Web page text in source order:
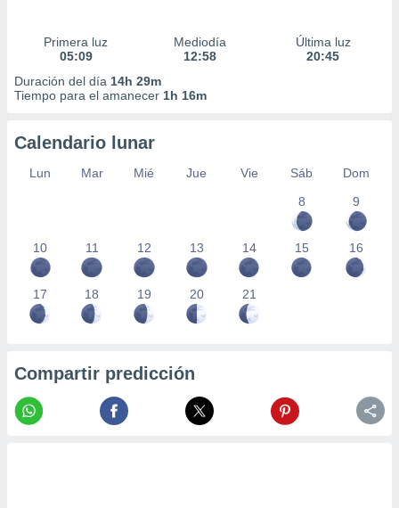
Primera luz
05:09
Mediodía
12:58
Última luz
20:45
Duración del día 14h 29m
Tiempo para el amanecer 1h 16m
Calendario lunar
Lun Mar Mié Jue Vie Sáb
Dom
8
9
10 11 12 13 14 15 16
17 18 19 20 21
Compartir predicción